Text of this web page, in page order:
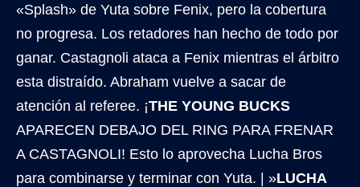
«Splash» de Yuta sobre Fenix, pero la cobertura
no progresa. Los retadores han hecho de todo por
ganar. Castagnoli ataca a Fenix mientras el árbitro
esta distraído. Abraham vuelve a sacar de
atención al referee. ¡THE YOUNG BUCKS
APARECEN DEBAJO DEL RING PARA FRENAR
A CASTAGNOLI! Esto lo aprovecha Lucha Bros
para combinarse y terminar con Yuta. | »LUCHA